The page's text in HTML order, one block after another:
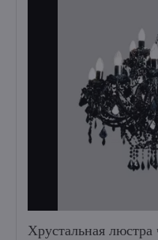
Хрустальная